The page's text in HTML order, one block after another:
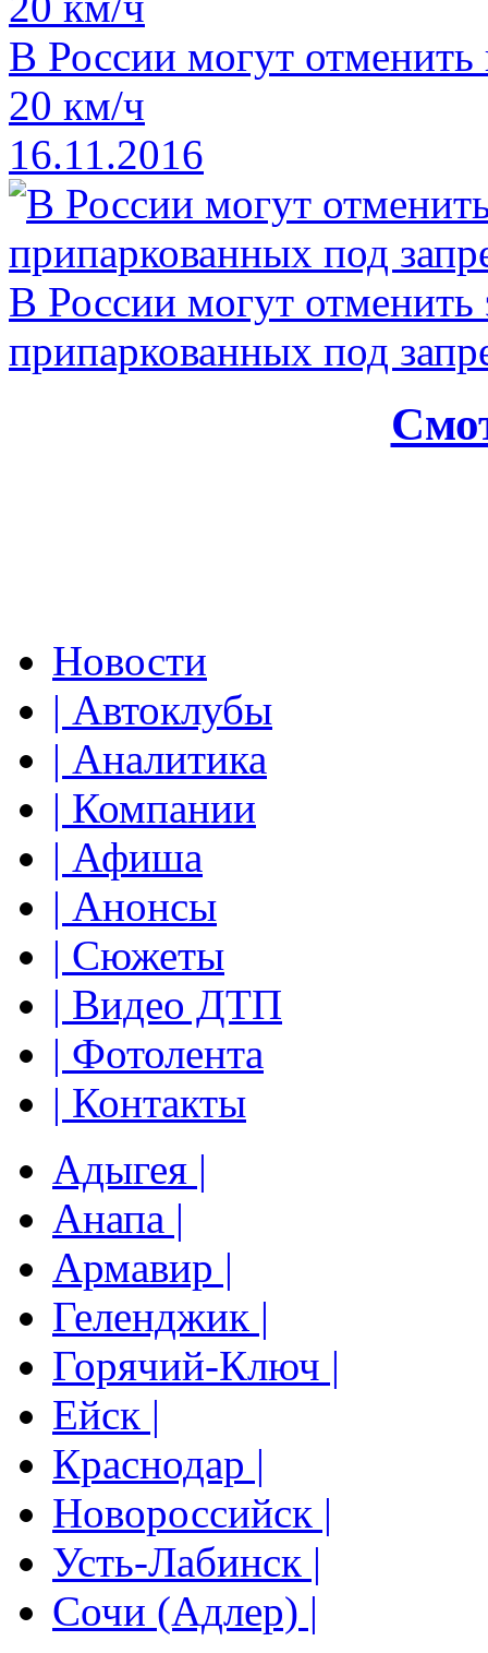
В России могут
20 км/ч
16.11.2016
В России могут
припаркованных под
Новости
| Автоклубы
| Аналитика
| Компании
| Афиша
| Анонсы
| Сюжеты
| Видео ДТП
| Фотолента
| Контакты
Адыгея |
Анапа |
Армавир |
Геленджик |
Горячий-Ключ |
Ейск |
Краснодар |
Новороссийск |
Усть-Лабинск |
Сочи (Адлер) |